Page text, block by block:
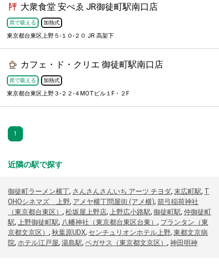
大衆食堂 安べゑ JR御徒町駅南口店
席で吸える 加熱式
東京都台東区上野５-１０-２０ JR 高架下
カフェ・ド・クリエ 御徒町駅南口店
席で吸える 加熱式
東京都台東区上野３-２２-４MOTビル１F・２F
1
近隣の駅で探す
御徒町ラーメン横丁, さんさんさんいち アーツ チヨダ, 末広町駅, T
OHOシネマズ 上野, アメヤ横丁問屋街 (アメ横), 箭弓稲荷神社
（東京都台東区） , 松坂屋上野店, 上野広小路駅, 御徒町駅, 仲御徒町
駅, 上野御徒町駅, 八幡神社（東京都台東区台東） , プランタン（東
京都文京区） , 秋葉原UDX, センチュリオンホテル上野, 東都文京病
院, ホテル江戸屋, 湯島駅, ペガサス（東京都文京区） , 神田明神